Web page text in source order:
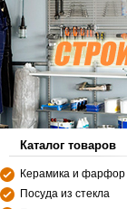
Каталог товаров
Керамика и фарфор
Посуда из стекла